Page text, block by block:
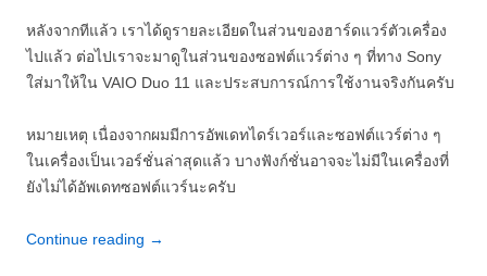
หลังจากทีแล้ว เราได้ดูรายละเอียดในส่วนของฮาร์ดแวร์ตัวเครื่อง
ไปแล้ว ต่อไปเราจะมาดูในส่วนของซอฟต์แวร์ต่าง ๆ ที่ทาง Sony
ใส่มาให้ใน VAIO Duo 11 และประสบการณ์การใช้งานจริงกันครับ
หมายเหตุ เนื่องจากผมมีการอัพเดทไดร์เวอร์และซอฟต์แวร์ต่าง ๆ
ในเครื่องเป็นเวอร์ชั่นล่าสุดแล้ว บางฟังก์ชั่นอาจจะไม่มีในเครื่องที่
ยังไม่ได้อัพเดทซอฟต์แวร์นะครับ
Continue reading →